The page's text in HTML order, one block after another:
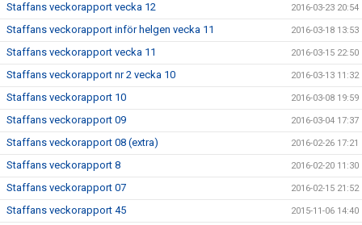
Staffans veckorapport vecka 12 2016-03-23 20:54
Staffans veckorapport inför helgen vecka 11 2016-03-18 13:53
Staffans veckorapport vecka 11 2016-03-15 22:50
Staffans veckorapport nr 2 vecka 10 2016-03-13 11:32
Staffans veckorapport 10 2016-03-08 19:59
Staffans veckorapport 09 2016-03-04 17:37
Staffans veckorapport 08 (extra) 2016-02-26 17:21
Staffans veckorapport 8 2016-02-20 11:30
Staffans veckorapport 07 2016-02-15 21:52
Staffans veckorapport 45 2015-11-06 14:40